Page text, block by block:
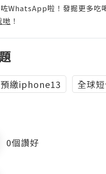
WhatsApp啦！發掘更多吃
哋 ！
繳iphone13 全球
0個讚好